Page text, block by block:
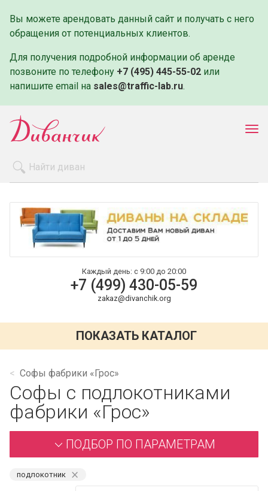
Вы можете арендовать данный сайт и получать с него
обращения от потенциальных клиентов.
Для получения подробной информации об аренде
позвоните по телефону +7 (495) 445-55-02 или
напишите email на sales@traffic-lab.ru.
Оплата и доставка
Контакты
Каждый день: с 9:00 до 20:00
+7 (499) 430-05-59
zakaz@divanchik.org
ПОКАЗАТЬ КАТАЛОГ
Софы фабрики «Грос»
Софы с подлокотниками
фабрики «Грос»
ПОДБОР ПО ПАРАМЕТРАМ
подлокотник ⨯